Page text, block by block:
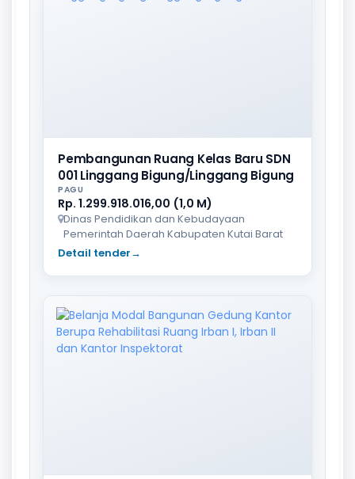
Pembangunan Ruang Kelas Baru SDN
001 Linggang Bigung/Linggang Bigung
PAGU
Rp. 1.299.918.016,00 (1,0 M)
Dinas Pendidikan dan Kebudayaan
Pemerintah Daerah Kabupaten Kutai Barat
Detail tender→